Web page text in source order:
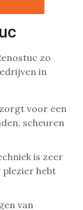
zo
in
voor een
scheuren
is zeer
hebt
van